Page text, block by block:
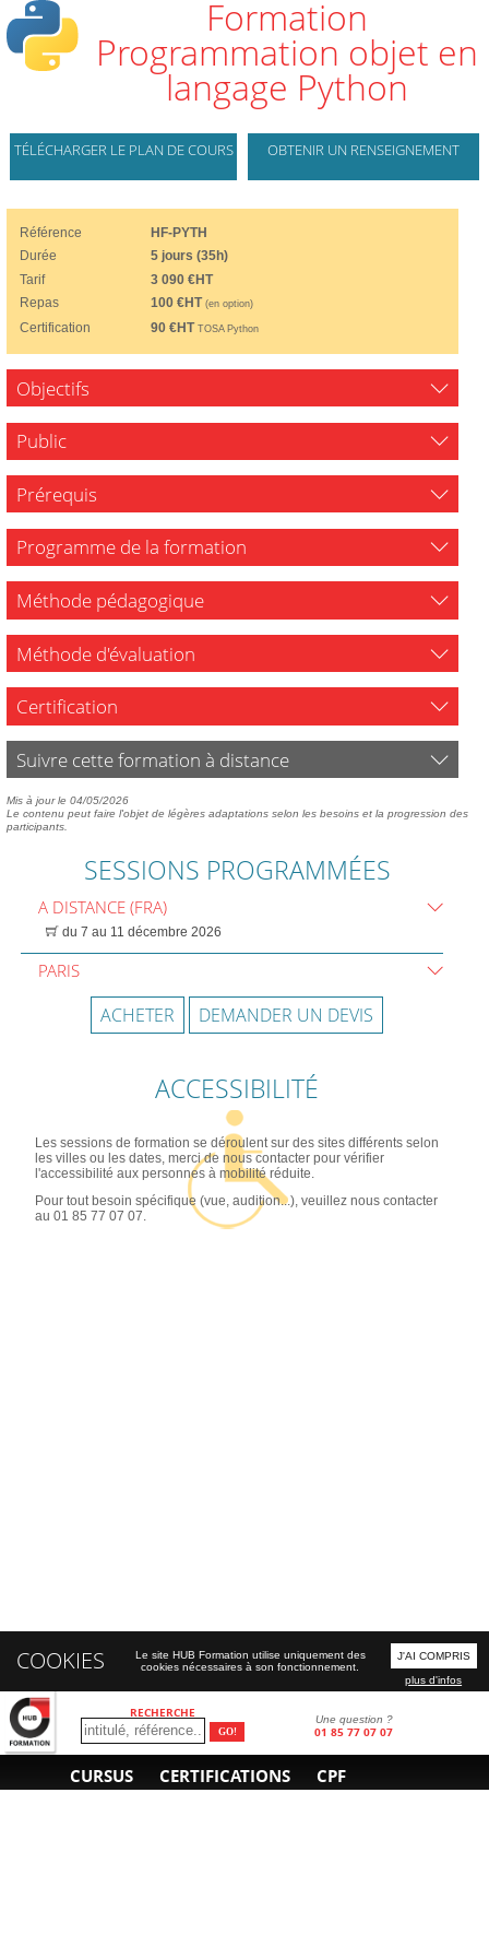
RECHERCHE Une question ?
01 85 77 07 07
CURSUS CERTIFICATIONS CPF
Formation
Programmation objet en
langage Python
TÉLÉCHARGER LE PLAN DE COURS OBTENIR UN RENSEIGNEMENT
Référence
HF-PYTH
Durée
5 jours (35h)
Tarif
3 090 €HT
Repas
100 €HT(en option)
Certification 90 €HTTOSA Python
Objectifs
Public
Prérequis
Programme de la formation
Méthode pédagogique
Méthode d'évaluation
Certification
Suivre cette formation à distance
Mis à jour le 04/05/2026
Le contenu peut faire l'objet de légères adaptations selon les besoins et la progression des
participants.
SESSIONS PROGRAMMÉES
A DISTANCE (FRA)
du 7 au 11 décembre 2026
PARIS
ACHETER DEMANDER UN DEVIS
ACCESSIBILITÉ
Les sessions de formation se déroulent sur des sites différents selon
les villes ou les dates, merci de nous contacter pour vérifier
l'accessibilité aux personnes à mobilité réduite.
Pour tout besoin spécifique (vue, audition...), veuillez nous contacter
au 01 85 77 07 07.
COOKIES
Le site HUB Formation utilise uniquement des
cookies nécessaires à son fonctionnement.
J'AI COMPRIS
plus d'infos